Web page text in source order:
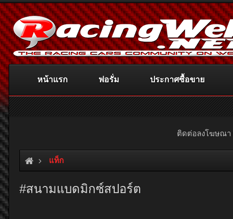
ติดต่อลงโฆษณา
แท็ก
#สนามแบดมิกซ์สปอร์ต
หน้าแรก ฟอรั่ม ประกาศซื้อขาย